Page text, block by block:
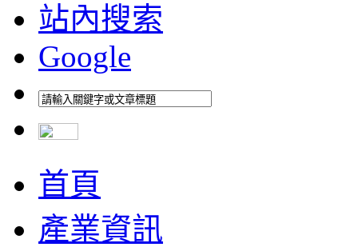
站內搜索
Google
首頁
產業資訊